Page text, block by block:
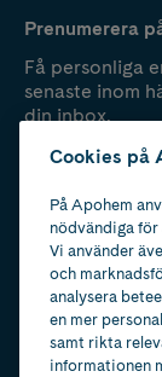
Prenumerera
Få personliga
senaste inom
din inbox.
Cookies på
På Apohem
nödvändiga för
Vi använder
och
analysera
en mer
samt rikta
informationen